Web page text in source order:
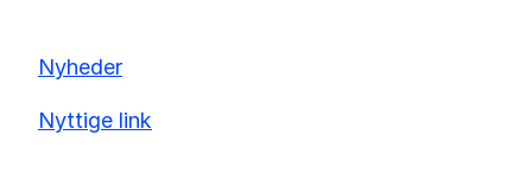
Nyheder
Nyttige link